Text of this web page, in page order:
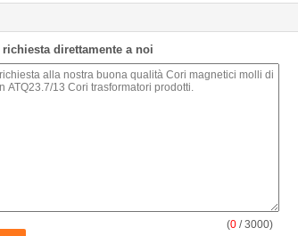
richiesta direttamente a noi
(0 / 3000)